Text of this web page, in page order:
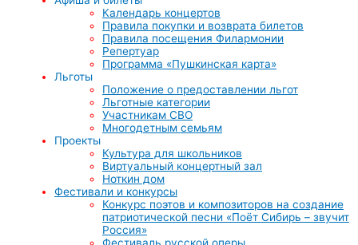
Календарь концертов
Правила покупки и возврата билетов
Правила посещения Филармонии
Репертуар
Программа «Пушкинская карта»
Льготы
Положение о предоставлении льгот
Льготные категории
Участникам СВО
Многодетным семьям
Проекты
Культура для школьников
Виртуальный концертный зал
Ноткин дом
Фестивали и конкурсы
Конкурс поэтов и композиторов на создание
патриотической песни «Поёт Сибирь – звучит
Россия»
Фестиваль русской оперы